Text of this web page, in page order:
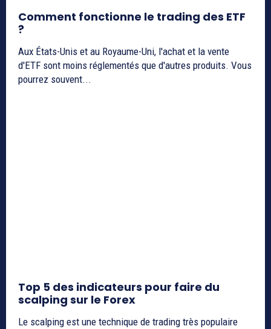
Comment fonctionne le trading des ETF
?
Aux États-Unis et au Royaume-Uni, l'achat et la vente
d'ETF sont moins réglementés que d'autres produits. Vous
pourrez souvent...
Top 5 des indicateurs pour faire du
scalping sur le Forex
Le scalping est une technique de trading très populaire